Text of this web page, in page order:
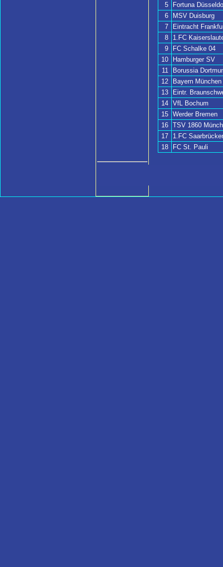
5
Fortuna
6
MSV Duisburg
7
Eintracht
8
1.FC
9
FC Schalke 04
10
Hamburger SV
11
Borussia
12
Bayern München
13
Eintr.
14 VfL Bochum
15 Werder Bremen
16 TSV 1860
17
1.FC
18
FC St. Pauli